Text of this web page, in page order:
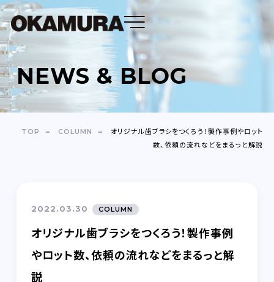
DENTAL FLOSS
TOOTH BRUSH
COMPANY
NEWS＆BLOG
NEWS & BLOG
TOP COLUMN
オリジナル歯ブラシをつくろう！製作事例やロット
数、依頼の流れなどをまるっと解説
2022.03.30 COLUMN
オリジナル歯ブラシをつくろう！製作事例
やロット数、依頼の流れなどをまるっと解
説